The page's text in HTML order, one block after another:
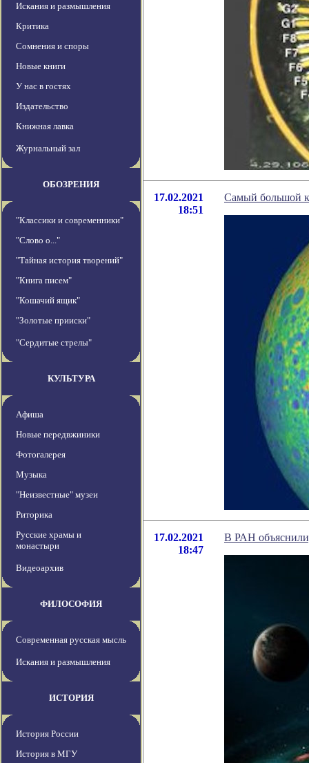
Искания и размышления
Критика
Сомнения и споры
Новые книги
У нас в гостях
Издательство
Книжная лавка
Журнальный зал
ОБОЗРЕНИЯ
"Классики и современники"
"Слово о..."
"Тайная история творений"
"Книга писем"
"Кошачий ящик"
"Золотые прииски"
"Сердитые стрелы"
КУЛЬТУРА
Афиша
Новые передвжиники
Фотогалерея
Музыка
"Неизвестные" музеи
Риторика
Русские храмы и
монастыри
Видеоархив
ФИЛОСОФИЯ
Современная русская мысль
Искания и размышления
ИСТОРИЯ
История России
История в МГУ
17.02.2021
18:51
Самый большой
17.02.2021
18:47
В РАН